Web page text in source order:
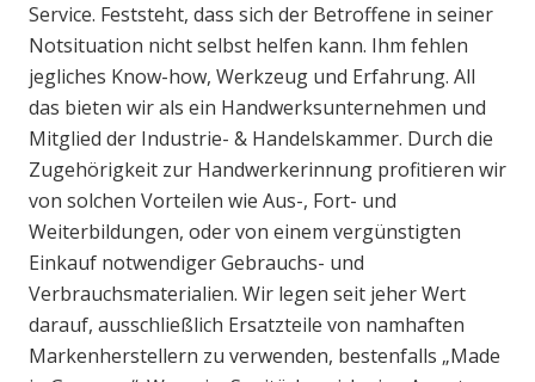
Service. Feststeht, dass sich der Betroffene in seiner
Notsituation nicht selbst helfen kann. Ihm fehlen
jegliches Know-how, Werkzeug und Erfahrung. All
das bieten wir als ein Handwerksunternehmen und
Mitglied der Industrie- & Handelskammer. Durch die
Zugehörigkeit zur Handwerkerinnung profitieren wir
von solchen Vorteilen wie Aus-, Fort- und
Weiterbildungen, oder von einem vergünstigten
Einkauf notwendiger Gebrauchs- und
Verbrauchsmaterialien. Wir legen seit jeher Wert
darauf, ausschließlich Ersatzteile von namhaften
Markenherstellern zu verwenden, bestenfalls „Made